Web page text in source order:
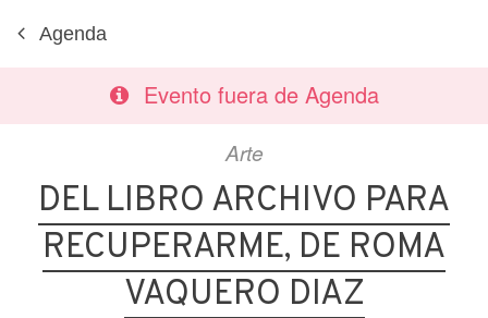
Agenda
Evento fuera de Agenda
Arte
DEL LIBRO ARCHIVO PARA
RECUPERARME, DE ROMA
VAQUERO DIAZ